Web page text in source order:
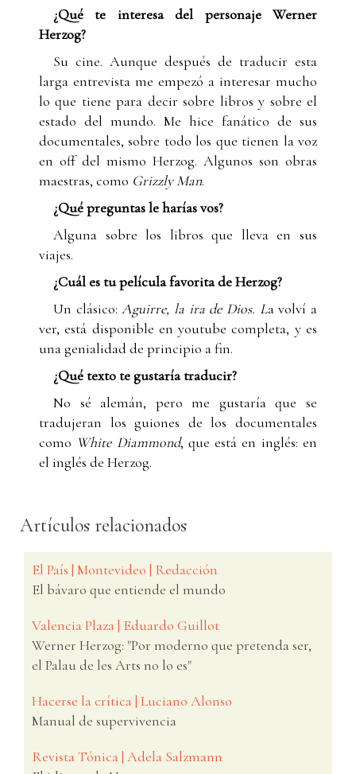
¿Qué te interesa del personaje Werner
Herzog?
Su cine. Aunque después de traducir esta
larga entrevista me empezó a interesar mucho
lo que tiene para decir sobre libros y sobre el
estado del mundo. Me hice fanático de sus
documentales, sobre todo los que tienen la voz
en off del mismo Herzog. Algunos son obras
maestras, como Grizzly Man.
¿Qué preguntas le harías vos?
Alguna sobre los libros que lleva en sus
viajes.
¿Cuál es tu película favorita de Herzog?
Un clásico:Aguirre, la ira de Dios. La volví a
ver, está disponible en youtube completa, y es
una genialidad de principio a fin.
¿Qué texto te gustaría traducir?
No sé alemán, pero me gustaría que se
tradujeran los guiones de los documentales
como White Diammond, que está en inglés: en
el inglés de Herzog.
Artículos relacionados
El País | Montevideo | Redacción
El bávaro que entiende el mundo
Valencia Plaza | Eduardo Guillot
Werner Herzog: "Por moderno que pretenda ser,
el Palau de les Arts no lo es"
Hacerse la crítica | Luciano Alonso
Manual de supervivencia
Revista Tónica | Adela Salzmann